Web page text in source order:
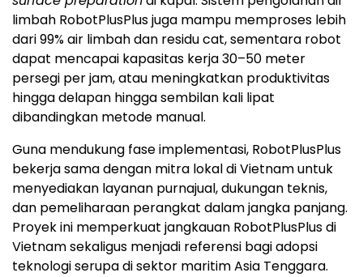
limbah RobotPlusPlus juga mampu memproses lebih
dari 99% air limbah dan residu cat, sementara robot
dapat mencapai kapasitas kerja 30–50 meter
persegi per jam, atau meningkatkan produktivitas
hingga delapan hingga sembilan kali lipat
dibandingkan metode manual.
Guna mendukung fase implementasi, RobotPlusPlus
bekerja sama dengan mitra lokal di Vietnam untuk
menyediakan layanan purnajual, dukungan teknis,
dan pemeliharaan perangkat dalam jangka panjang.
Proyek ini memperkuat jangkauan RobotPlusPlus di
Vietnam sekaligus menjadi referensi bagi adopsi
teknologi serupa di sektor maritim Asia Tenggara.